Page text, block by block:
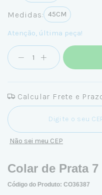
Medidas: 45CM
Atenção, última peça!
Calcular Frete e
Entregas para o CEP:
Não sei meu CEP
Colar de Prata
Código do Produto: CO36387